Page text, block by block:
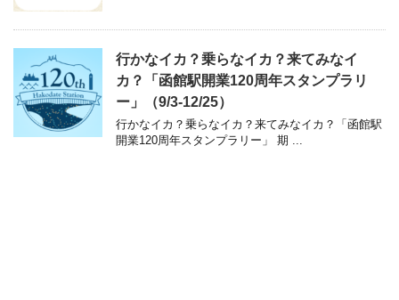
行かなイカ？乗らなイカ？来てみなイ
カ？「函館駅開業120周年スタンプラリ
ー」（9/3-12/25）
行かなイカ？乗らなイカ？来てみなイカ？「函館駅
開業120周年スタンプラリー」 期 ...